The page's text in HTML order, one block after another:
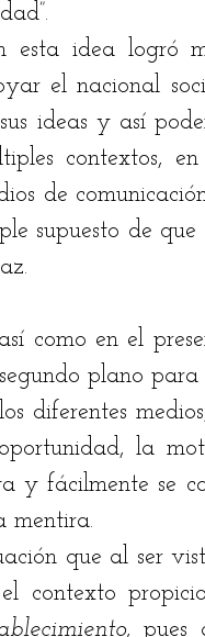
esta idea logró
el nacional
ideas y así
contextos,
de
supuesto de
como en el
plano
diferentes
la
y fácilmente se
mentira.
que al ser
, pues